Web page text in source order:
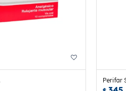
Perifar